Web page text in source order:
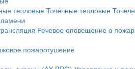
тепловые Точечные тепловые
Речевое оповещение о
пожаротушение